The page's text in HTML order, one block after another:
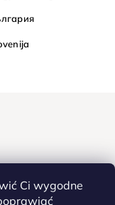
Ci wygodne